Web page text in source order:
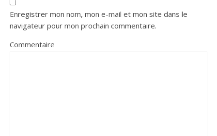
Enregistrer mon nom, mon e-mail et mon site dans le
navigateur pour mon prochain commentaire.
Commentaire